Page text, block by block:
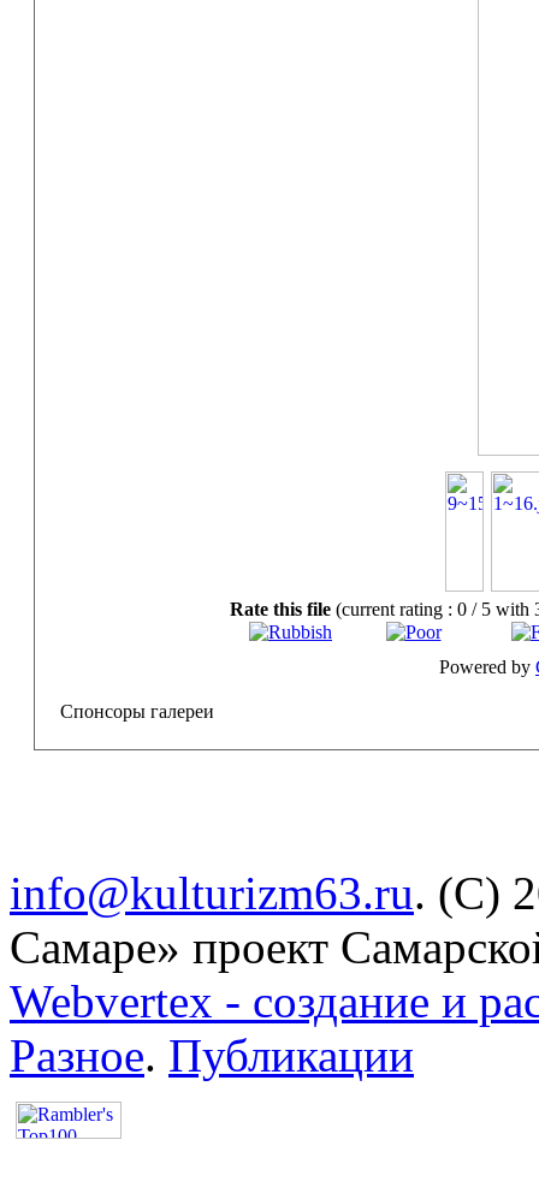
Rate this file (current rating : 0 / 5 with
Powered by
Спонсоры галереи
info@kulturizm63.ru. (C)
Самаре» проект
Webvertex - создание и
Разное. Публикации